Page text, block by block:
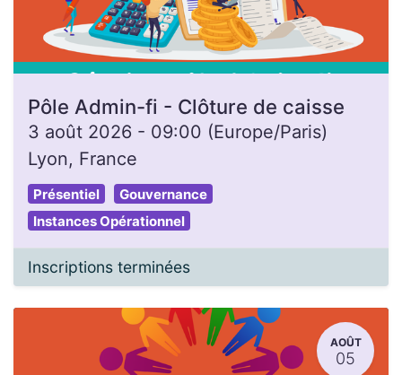
Pôle Admin-fi - Clôture de caisse
3 août 2026 - 09:00 (Europe/Paris)
Lyon, France
Présentiel
Gouvernance
Instances Opérationnel
Inscriptions terminées
AOÛT
05